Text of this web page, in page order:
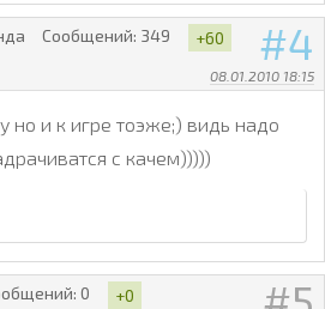
4
08.01.2010 18:15
Сообщений: 349 +60
но и к игре тоэже;) видь надо
с качем)))))
0 +0